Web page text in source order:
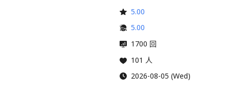
5.00
5.00
1700 回
101 人
2026-08-05 (Wed)